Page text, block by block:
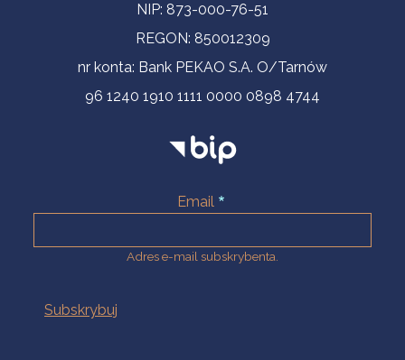
NIP: 873-000-76-51
REGON: 850012309
nr konta: Bank PEKAO S.A. O/Tarnów
96 1240 1910 1111 0000 0898 4744
Email
Adres e-mail subskrybenta.